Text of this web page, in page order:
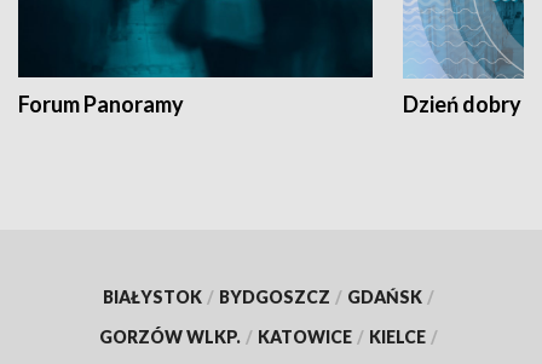
Forum Panoramy Dzień dobry
BIAŁYSTOK / BYDGOSZCZ / GDAŃSK /
GORZÓW WLKP. / KATOWICE / KIELCE /